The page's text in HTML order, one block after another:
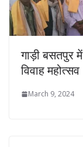
गाड़ी बसतपुर
विवाह महोत्सव
March 9, 2024